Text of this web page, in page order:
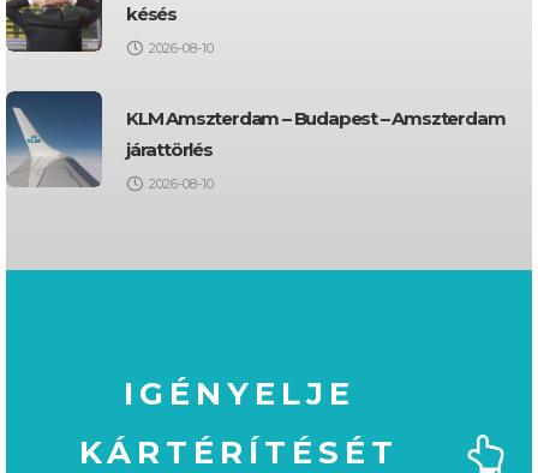
késés
2026-08-10
KLM Amszterdam – Budapest – Amszterdam
járattörlés
2026-08-10
IGÉNYELJE
KÁRTÉRÍTÉSÉT